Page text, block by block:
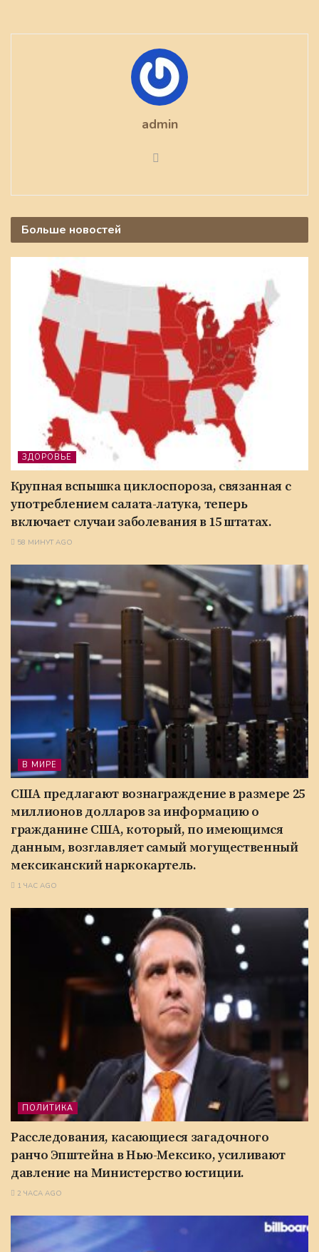
admin
Больше новостей
ЗДОРОВЬЕ
Крупная вспышка циклоспороза, связанная с
употреблением салата-латука, теперь
включает случаи заболевания в 15 штатах.
58 МИНУТ AGO
В МИРЕ
США предлагают вознаграждение в размере 25
миллионов долларов за информацию о
гражданине США, который, по имеющимся
данным, возглавляет самый могущественный
мексиканский наркокартель.
1 ЧАС AGO
ПОЛИТИКА
Расследования, касающиеся загадочного
ранчо Эпштейна в Нью-Мексико, усиливают
давление на Министерство юстиции.
2 ЧАСА AGO